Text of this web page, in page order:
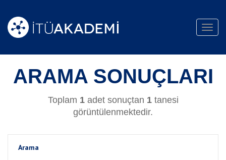
ARAMA SONUÇLARI
Toplam 1adet sonuçtan 1tanesi
görüntülenmektedir.
Arama